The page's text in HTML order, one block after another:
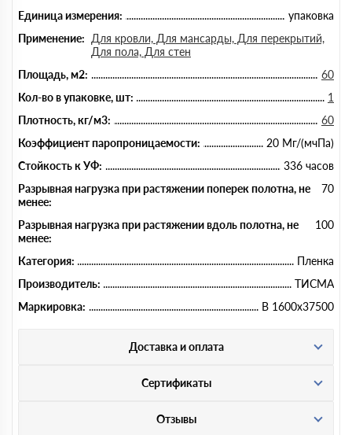
Единица измерения:
упаковка
Применение: Для кровли, Для мансарды, Для перекрытий,
Для пола, Для стен
Площадь, м2:
60
Кол-во в упаковке, шт:
1
Плотность, кг/м3:
60
Коэффициент паропроницаемости:
20 Мг/(мчПа)
Стойкость к УФ:
336 часов
Разрывная нагрузка при растяжении поперек полотна, не
менее:
70
Разрывная нагрузка при растяжении вдоль полотна, не
менее:
100
Категория:
Пленка
Производитель:
ТИСМА
Маркировка:
В 1600х37500
Доставка и оплата
Сертификаты
Отзывы